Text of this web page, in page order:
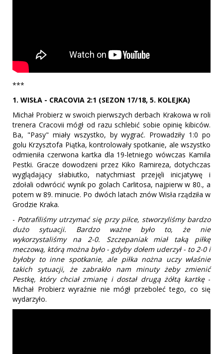
***
1. WISŁA - CRACOVIA 2:1 (SEZON 17/18, 5. KOLEJKA)
Michał Probierz w swoich pierwszych derbach Krakowa w roli
trenera Cracovii mógł od razu schlebić sobie opinię kibiców.
Ba, "Pasy" miały wszystko, by wygrać. Prowadziły 1:0 po
golu Krzysztofa Piątka, kontrolowały spotkanie, ale wszystko
odmieniła czerwona kartka dla 19-letniego wówczas Kamila
Pestki. Gracze dowodzeni przez Kiko Ramireza, dotychczas
wyglądający słabiutko, natychmiast przejęli inicjatywę i
zdołali odwrócić wynik po golach Carlitosa, najpierw w 80., a
potem w 89. minucie. Po dwóch latach znów Wisła rządziła w
Grodzie Kraka.
- Potrafiliśmy utrzymać się przy piłce, stworzyliśmy bardzo
dużo sytuacji. Bardzo ważne było to, że nie
wykorzystaliśmy na 2-0. Szczepaniak miał taką piłkę
meczową, którą można było - gdyby dołem uderzył - to 2-0 i
byłoby to inne spotkanie, ale piłka nożna uczy właśnie
takich sytuacji, że zabrakło nam minuty żeby zmienić
Pestkę, który chciał zmianę i dostał drugą żółtą kartkę-
Michał Probierz wyraźnie nie mógł przeboleć tego, co się
wydarzyło.